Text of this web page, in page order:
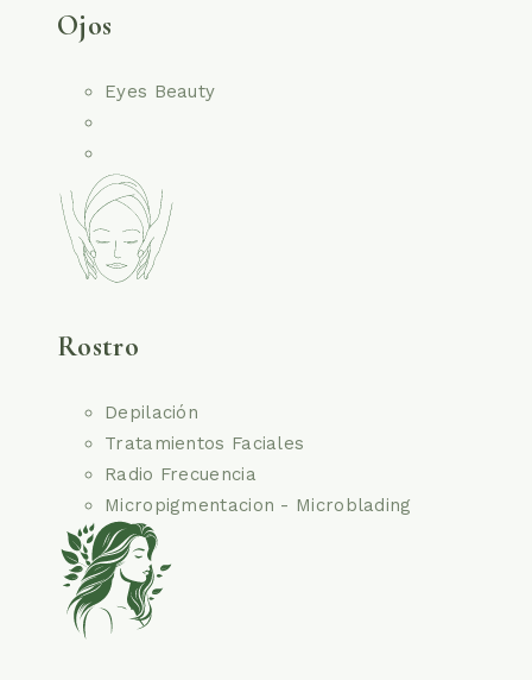
Ojos
Eyes Beauty
Rostro
Depilación
Tratamientos Faciales
Radio Frecuencia
Micropigmentacion - Microblading